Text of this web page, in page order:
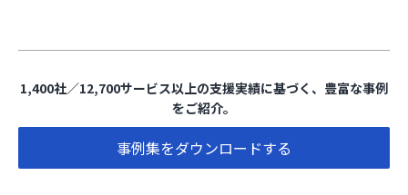
セミナー
1,400社／12,700サービス以上の支援実績に基づく、豊富な事例
をご紹介。
事例集をダウンロードする